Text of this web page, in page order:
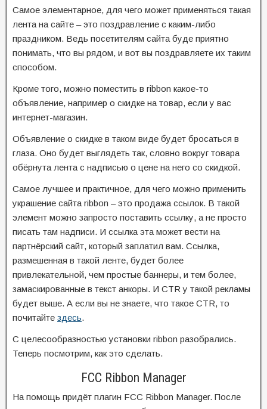
Самое элементарное, для чего может применяться такая
лента на сайте – это поздравление с каким-либо
праздником. Ведь посетителям сайта буде приятно
понимать, что вы рядом, и вот вы поздравляете их таким
способом.
Кроме того, можно поместить в ribbon какое-то
объявление, например о скидке на товар, если у вас
интернет-магазин.
Объявление о скидке в таком виде будет бросаться в
глаза. Оно будет выглядеть так, словно вокруг товара
обёрнута лента с надписью о цене на него со скидкой.
Самое лучшее и практичное, для чего можно применить
украшение сайта ribbon – это продажа ссылок. В такой
элемент можно запросто поставить ссылку, а не просто
писать там надписи. И ссылка эта может вести на
партнёрский сайт, который заплатил вам. Ссылка,
размешенная в такой ленте, будет более
привлекательной, чем простые баннеры, и тем более,
замаскированные в текст анкоры. И CTR у такой рекламы
будет выше. А если вы не знаете, что такое CTR, то
почитайте здесь.
С целесообразностью установки ribbon разобрались.
Теперь посмотрим, как это сделать.
FCC Ribbon Manager
На помощь придёт плагин FCC Ribbon Manager. После